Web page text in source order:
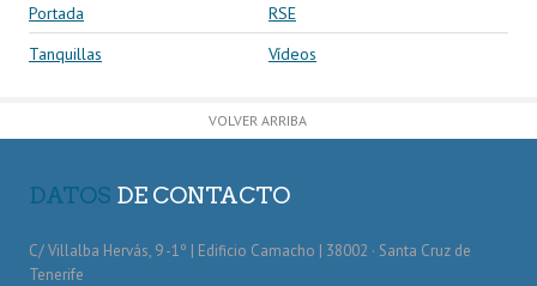
Portada
RSE
Tanquillas
Vídeos
VOLVER ARRIBA
DATOS DE CONTACTO
C/ Villalba Hervás, 9 -1º | Edificio Camacho | 38002 · Santa Cruz de
Tenerife